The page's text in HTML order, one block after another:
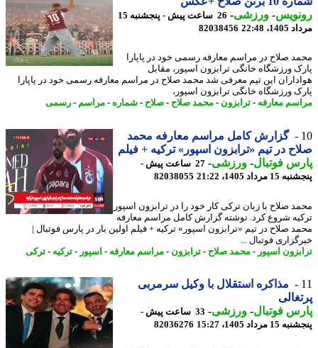
-ورزشی-
26 ساعت پیش - پنجشنبه 15
22:48
82038456
صلاح در مراسم معارفه رسمی خود در پاپارا
ورزشگاه خانگی ترابزون اسپور، مقابل
این تیم معرفی شد محمد صلاح در مراسم معارفه رسمی خود در پاپارا
ورزشگاه خانگی ترابزون اسپور،
معارفه- ترابزون-محمد صلاح-صلاح-شماره-مراسم -رسمی
گزارش کامل مراسم معارفه محمد
در تیم «ترابزون اسپور» ترکیه + فیلم
فوتبال-ورزشی-
27 ساعت پیش -
1405، 21:22
82038055
صلاح با زبان ترکی کار خود را در ترابزون اسپور
شروع کرد. نوشته گزارش کامل مراسم معارفه
صلاح در تیم «ترابزون اسپور» ترکیه + فیلم اولین بار در پارس فوتبال |
فوتبال ...
اسپور-محمد صلاح-ترابزون-مراسم معارفه- اسپور-ترکیه-ترکی
مذاکره استقلال با وکیل سرمربی
فوتبال-ورزشی-
33 ساعت پیش -
1405، 15:27
82036276